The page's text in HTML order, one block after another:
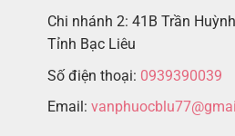
Chi nhánh 2: 41B Trần
Tỉnh Bạc Liêu
Số điện thoại: 0939390039
Email: